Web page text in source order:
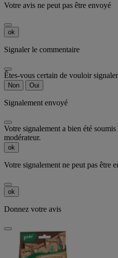
Votre avis ne peut pas être envoyé
ok
Signaler le commentaire
Êtes-vous certain de vouloir
Non Oui
Signalement envoyé
Votre signalement a bien été
modérateur.
ok
Votre signalement ne peut pas être
ok
Donnez votre avis